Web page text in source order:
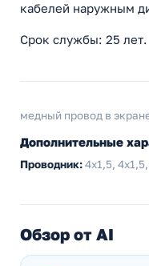
кабелей наружным
Срок службы: 25 лет.
медный провод в
Дополнительные
Проводник:4х1,5,
Обзор от AI